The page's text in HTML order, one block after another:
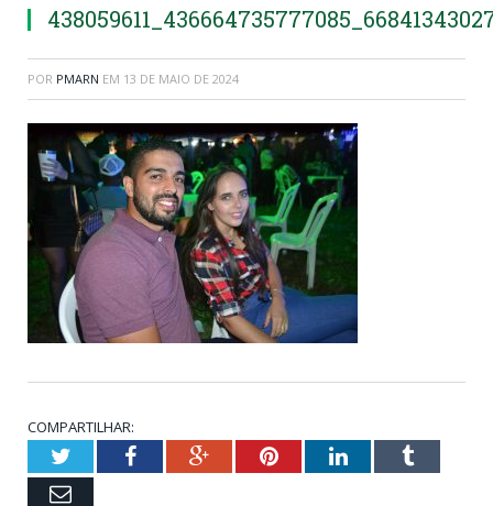
POR PMARN EM 13 DE MAIO DE 2024
COMPARTILHAR:
TwitterFacebookGoogle+PinterestLinkedInTumblr
Email